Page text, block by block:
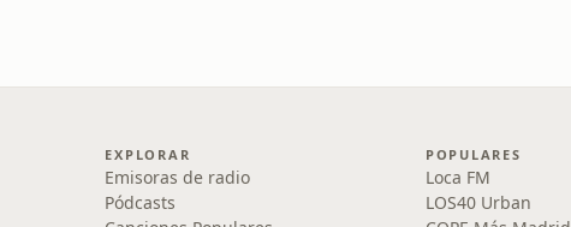
EXPLORAR
Emisoras de radio
Pódcasts
POPULARES
Loca FM
LOS40 Urban